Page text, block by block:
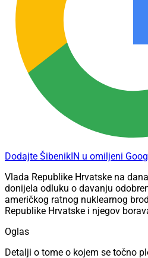
Dodajte ŠibenikIN u omiljeni
Vlada Republike Hrvatske na
donijela odluku o davanju
američkog ratnog nuklearnog
Republike Hrvatske i njegov
Oglas
Detalji o tome o kojem se točno